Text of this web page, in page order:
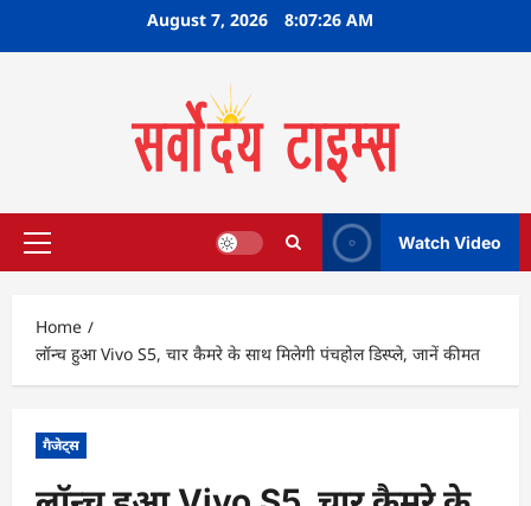
August 7, 2026 8:07:27 AM
Primary
Watch Video
Home
लॉन्च हुआ Vivo S5, चार कैमरे के साथ मिलेगी पंचहोल डिस्प्ले, जानें कीमत
गैजेट्स